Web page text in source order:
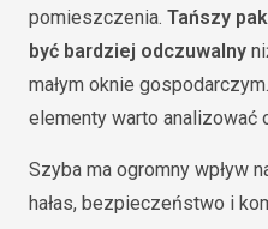
pomieszczenia. Tańszy
być bardziej odczuwalny
małym oknie
elementy warto analizować
Szyba ma ogromny wpływ
hałas, bezpieczeństwo i